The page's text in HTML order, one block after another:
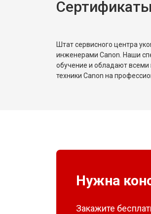
Штат сервисного центра
инженерами Canon. Наши
обучение и обладают
техники Canon на
Нужна
Закажите